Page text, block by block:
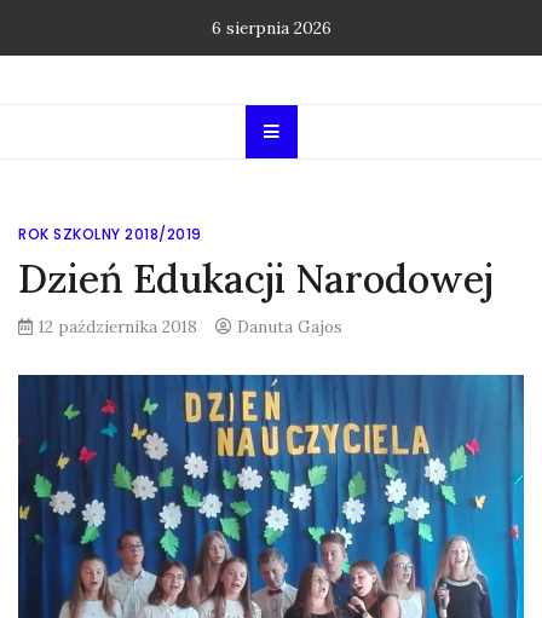
6 sierpnia 2026
ROK SZKOLNY 2018/2019
Dzień Edukacji Narodowej
12 października 2018 Danuta Gajos